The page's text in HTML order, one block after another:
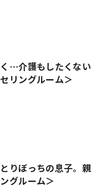
…介護もしたくない
リングルーム＞
りぼっちの息子。親
グルーム＞